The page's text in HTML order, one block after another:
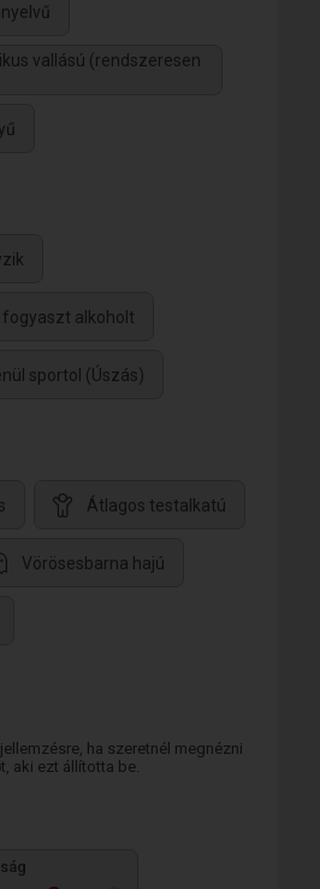
vallású (rendszeresen
alkoholt
sportol (Úszás)
Átlagos testalkatú
Vörösesbarna hajú
ha szeretnél megnézni
aki ezt állította be.